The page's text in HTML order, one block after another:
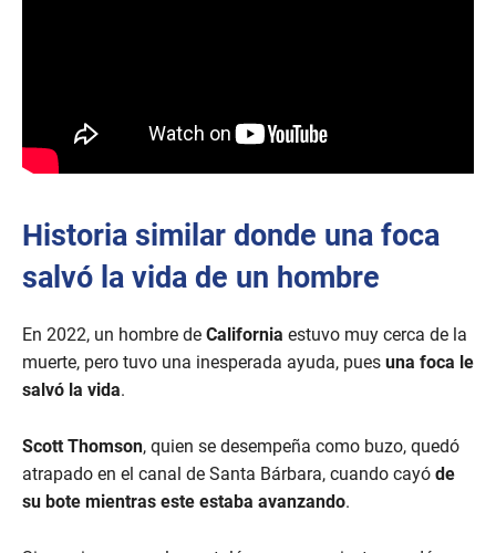
Historia similar donde una foca
salvó la vida de un hombre
En 2022, un hombre de California estuvo muy cerca de la
muerte, pero tuvo una inesperada ayuda, pues una foca le
salvó la vida.
Scott Thomson, quien se desempeña como buzo, quedó
atrapado en el canal de Santa Bárbara, cuando cayó de
su bote mientras este estaba avanzando.